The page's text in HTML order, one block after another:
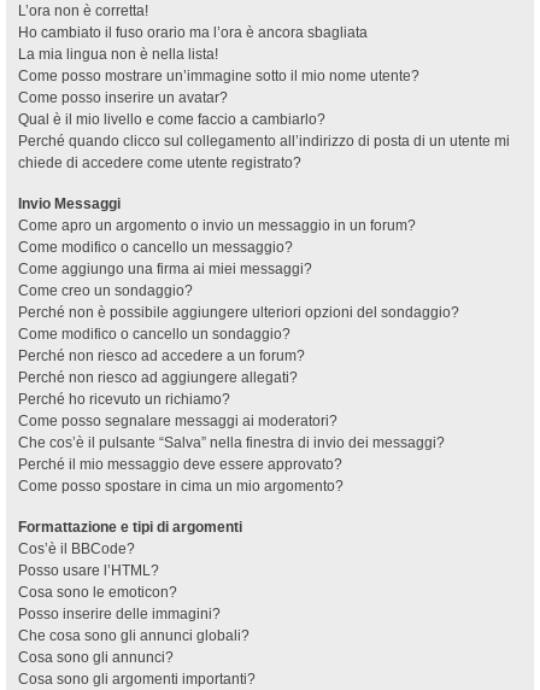
L’ora non è corretta!
Ho cambiato il fuso orario ma l’ora è ancora sbagliata
La mia lingua non è nella lista!
Come posso mostrare un’immagine sotto il mio nome utente?
Come posso inserire un avatar?
Qual è il mio livello e come faccio a cambiarlo?
Perché quando clicco sul collegamento all’indirizzo di posta di un utente mi
chiede di accedere come utente registrato?
Invio Messaggi
Come apro un argomento o invio un messaggio in un forum?
Come modifico o cancello un messaggio?
Come aggiungo una firma ai miei messaggi?
Come creo un sondaggio?
Perché non è possibile aggiungere ulteriori opzioni del sondaggio?
Come modifico o cancello un sondaggio?
Perché non riesco ad accedere a un forum?
Perché non riesco ad aggiungere allegati?
Perché ho ricevuto un richiamo?
Come posso segnalare messaggi ai moderatori?
Che cos’è il pulsante “Salva” nella finestra di invio dei messaggi?
Perché il mio messaggio deve essere approvato?
Come posso spostare in cima un mio argomento?
Formattazione e tipi di argomenti
Cos’è il BBCode?
Posso usare l’HTML?
Cosa sono le emoticon?
Posso inserire delle immagini?
Che cosa sono gli annunci globali?
Cosa sono gli annunci?
Cosa sono gli argomenti importanti?